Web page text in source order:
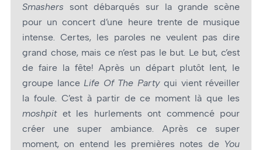
Smashers sont débarqués sur la grande scène
pour un concert d’une heure trente de musique
intense. Certes, les paroles ne veulent pas dire
grand chose, mais ce n’est pas le but. Le but, c’est
de faire la fête! Après un départ plutôt lent, le
groupe lance Life Of The Partyqui vient réveiller
la foule. C’est à partir de ce moment là que les
moshpitet les hurlements ont commencé pour
créer une super ambiance. Après ce super
moment, on entend les premières notes de You